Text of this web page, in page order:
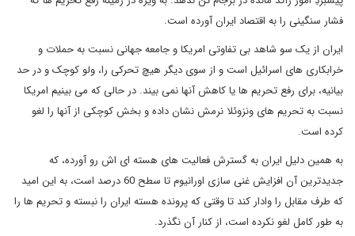
فشار سنگینی را به اقتصاد ایران آورده است.
ایران از یک سو شاهد بی تفاوتی امریکا و جامعه جهانی نسبت به حملات و
خرابکاری های اسرائیل است و از سوی دیگر هیچ تحرکی را، ولو کوچک و در حد
بیانیه، برای رفع تحریم ها یا کاهش آنها نمی بیند. در حالی که می بینیم امریکا
نسبت به تحریم های ونزوئلا نرمش نشان داده و بخش کوچکی از آنها را لغو
کرده است.
به همین دلیل ایران به گسترش فعالیت های هسته ای اش رو آورده، که
جدیدترین آن افزایش غنی سازی اورانیوم تا سطح 60 درصد است، به این امید
که طرف مقابل را وادار کند تا وقتی که پرونده هسته ایران را نبسته و تحریم ها را
به طور کامل لغو نکرده است، از کنار آن نگذرد.